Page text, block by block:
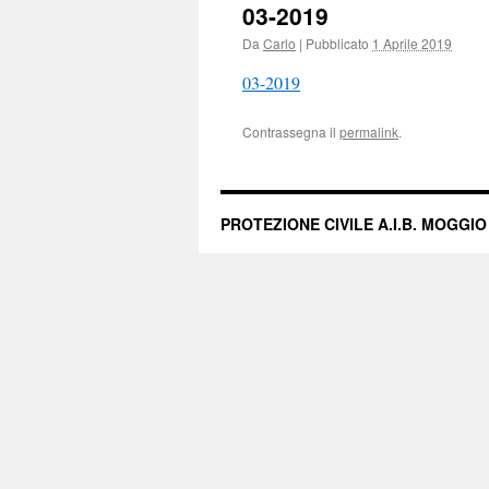
03-2019
Da Carlo | Pubblicato 1 Aprile 2019
03-2019
Contrassegna il permalink.
PROTEZIONE CIVILE A.I.B.